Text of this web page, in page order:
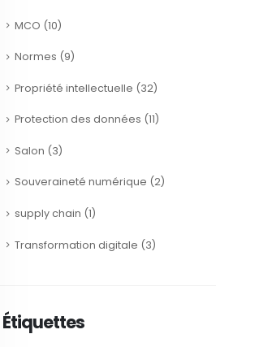
MCO (10)
Normes (9)
Propriété intellectuelle (32)
Protection des données (11)
Salon (3)
Souveraineté numérique (2)
supply chain (1)
Transformation digitale (3)
Étiquettes